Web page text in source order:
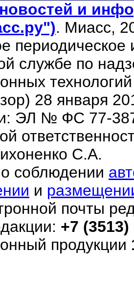
и
. Миасс,
периодическое
службе по
28 января
ЭЛ № ФС 77-
С.А.
соблюдении
и
почты
+7
продукции